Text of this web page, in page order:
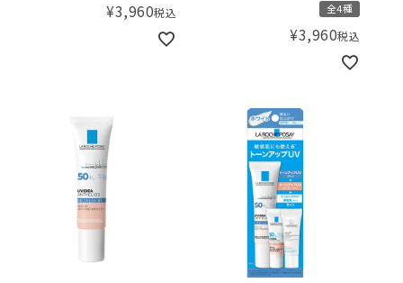
¥3,960税込 全4種
¥3,960税込